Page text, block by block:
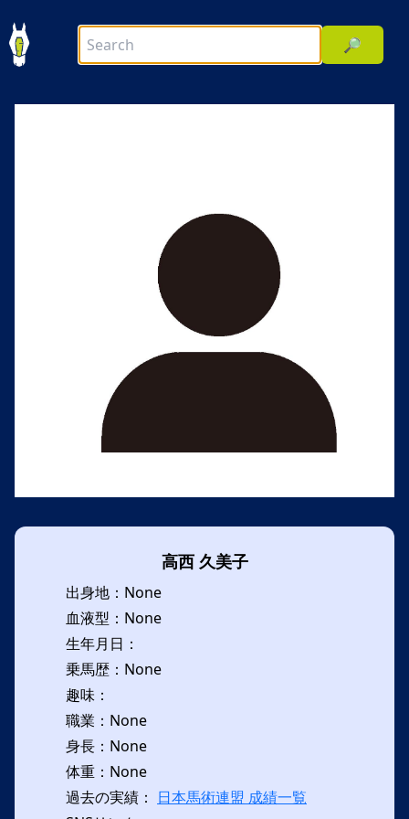
🔎
高西 久美子
出身地：None
血液型：None
生年月日：
乗馬歴：None
趣味：
職業：None
身長：None
体重：None
過去の実績： 日本馬術連盟 成績一覧